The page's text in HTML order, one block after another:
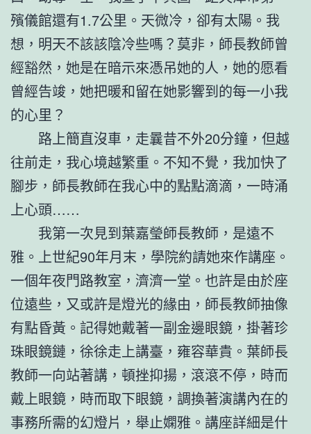
殯儀館還有1.7公里。天微冷，卻有太陽。我
想，明天不該該陰冷些嗎？莫非，師長教師曾
經豁然，她是在暗示來憑吊她的人，她的愿看
曾經告竣，她把暖和留在她影響到的每一小我
的心里？
路上簡直沒車，走曩昔不外20分鐘，但越
往前走，我心境越繁重。不知不覺，我加快了
腳步，師長教師在我心中的點點滴滴，一時涌
上心頭……
我第一次見到葉嘉瑩師長教師，是遠不
雅。上世紀90年月末，學院約請她來作講座。
一個年夜門路教室，濟濟一堂。也許是由於座
位遠些，又或許是燈光的緣由，師長教師抽像
有點昏黃。記得她戴著一副金邊眼鏡，掛著珍
珠眼鏡鏈，徐徐走上講臺，雍容華貴。葉師長
教師一向站著講，頓挫抑揚，滾滾不停，時而
戴上眼鏡，時而取下眼鏡，調換著演講內在的
事務所需的幻燈片，舉止嫻雅。講座詳細是什